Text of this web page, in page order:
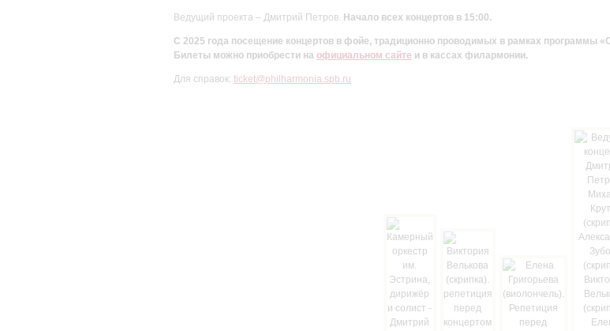
Ведущий проекта – Дмитрий Петров. Начало всех концертов в 15:00.
С 2025 года посещение концертов в фойе, традиционно проводимых в рамках программы
Билеты можно приобрести на официальном сайте и в кассах филармонии.
Для справок: ticket@philharmonia.spb.ru